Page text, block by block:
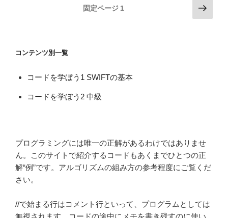
ペ
ジ
固定ページ 1
次
の
コンテンツ別一覧
コードを学ぼう1 SWIFTの基本
コードを学ぼう2 中級
プログラミングには唯一の正解があるわけではありませ
ん。このサイトで紹介するコードもあくまでひとつの正
解“例”です。アルゴリズムの組み方の参考程度にご覧くだ
さい。
//で始まる行はコメント行といって、プログラムとしては
無視されます。コードの途中にメモを書き残すのに使い